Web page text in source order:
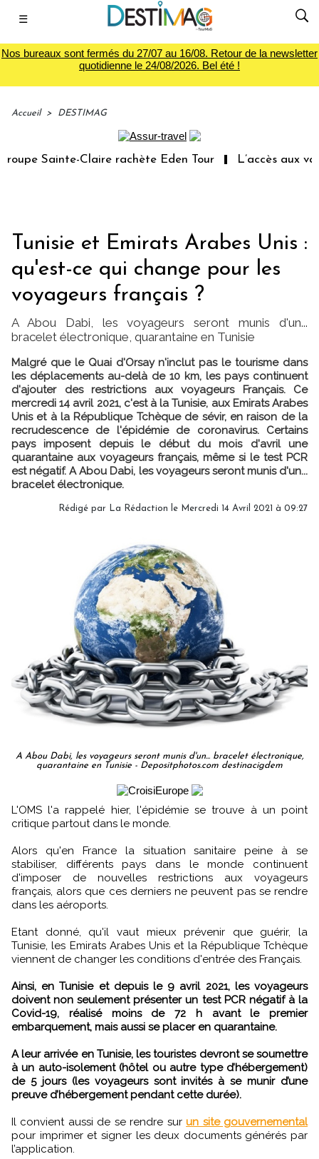
☰
Nos bureaux sont fermés du 27/07 au 16/08. Retour de la newsletter
quotidienne le 24/08/2026. Bel été !
Accueil > DESTIMAG
Sainte-Claire rachète Eden Tour L’accès aux
Tunisie et Emirats Arabes Unis :
qu'est-ce qui change pour les
voyageurs français ?
A Abou Dabi, les voyageurs seront munis d'un...
bracelet électronique, quarantaine en Tunisie
Malgré que le Quai d'Orsay n'inclut pas le tourisme dans
les déplacements au-delà de 10 km, les pays continuent
d'ajouter des restrictions aux voyageurs Français. Ce
mercredi 14 avril 2021, c'est à la Tunisie, aux Emirats Arabes
Unis et à la République Tchèque de sévir, en raison de la
recrudescence de l'épidémie de coronavirus. Certains
pays imposent depuis le début du mois d'avril une
quarantaine aux voyageurs français, même si le test PCR
est négatif. A Abou Dabi, les voyageurs seront munis d'un...
bracelet électronique.
Rédigé par La Rédaction le Mercredi 14 Avril 2021 à 09:27
A Abou Dabi, les voyageurs seront munis d'un... bracelet électronique,
quarantaine en Tunisie - Depositphotos.com destinacigdem
L'OMS l'a rappelé hier, l'épidémie se trouve à un point
critique partout dans le monde.
Alors qu'en France la situation sanitaire peine à se
stabiliser, différents pays dans le monde continuent
d'imposer de nouvelles restrictions aux voyageurs
français, alors que ces derniers ne peuvent pas se rendre
dans les aéroports.
Etant donné, qu'il vaut mieux prévenir que guérir, la
Tunisie, les Emirats Arabes Unis et la République Tchèque
viennent de changer les conditions d'entrée des Français.
Ainsi, en Tunisie et depuis le 9 avril 2021, les voyageurs
doivent non seulement présenter un test PCR négatif à la
Covid-19, réalisé moins de 72 h avant le premier
embarquement, mais aussi se placer en quarantaine.
A leur arrivée en Tunisie, les touristes devront se soumettre
à un auto-isolement (hôtel ou autre type d’hébergement)
de 5 jours (les voyageurs sont invités à se munir d’une
preuve d’hébergement pendant cette durée).
Il convient aussi de se rendre surun site gouvernemental
pour imprimer et signer les deux documents générés par
l’application.